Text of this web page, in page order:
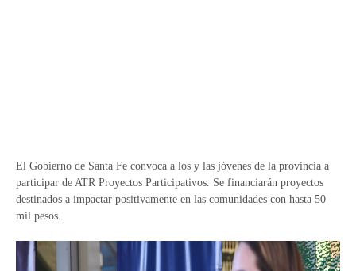
El Gobierno de Santa Fe convoca a los y las jóvenes de la provincia a
participar de ATR Proyectos Participativos. Se financiarán proyectos
destinados a impactar positivamente en las comunidades con hasta 50
mil pesos.